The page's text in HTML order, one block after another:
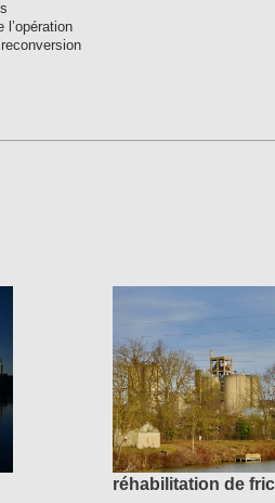
réhabilitation de